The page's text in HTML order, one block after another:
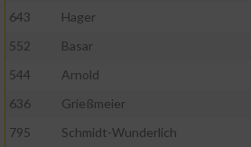
643
Hager
552
Basar
544
Arnold
636
Grießmeier
795
Schmidt-Wunderlich